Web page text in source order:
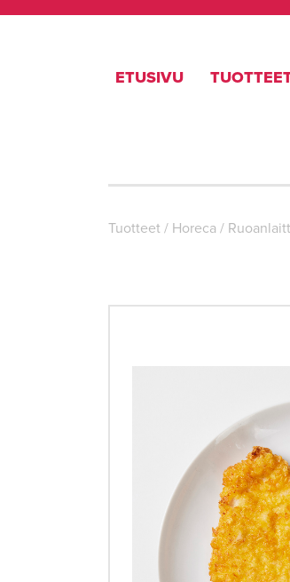
ETUSIVU
Tuotteet/ Horeca /